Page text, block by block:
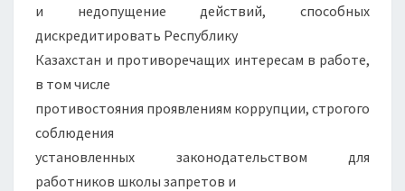
и недопущение действий, способных
дискредитировать Республику
Казахстан и противоречащих интересам в работе,
в том числе
противостояния проявлениям коррупции, строгого
соблюдения
установленных законодательством для
работников школы запретов и